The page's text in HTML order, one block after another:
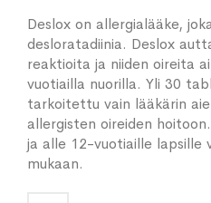
Deslox on allergialääke,
desloratadiinia. Deslox
reaktioita ja niiden oireita
vuotiailla nuorilla. Yli 30
tarkoitettu vain lääkärin
allergisten oireiden
ja alle 12-vuotiaille lapsille
mukaan.